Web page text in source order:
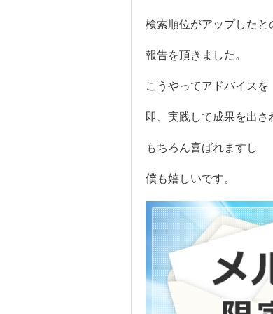
検索順位がアップしたと
報告を頂きました。
こうやってアドバイスを
即、実践して成果を出さ
もちろん喜ばれますし
僕も嬉しいです。